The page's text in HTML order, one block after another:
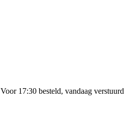
Voor 17:30 besteld, vandaag verstuurd